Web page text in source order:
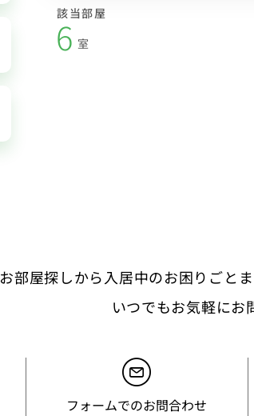
該当部屋
6 室
お部屋探しから入居中のお困りごとま
いつでもお気軽にお
フォームでのお問合わせ